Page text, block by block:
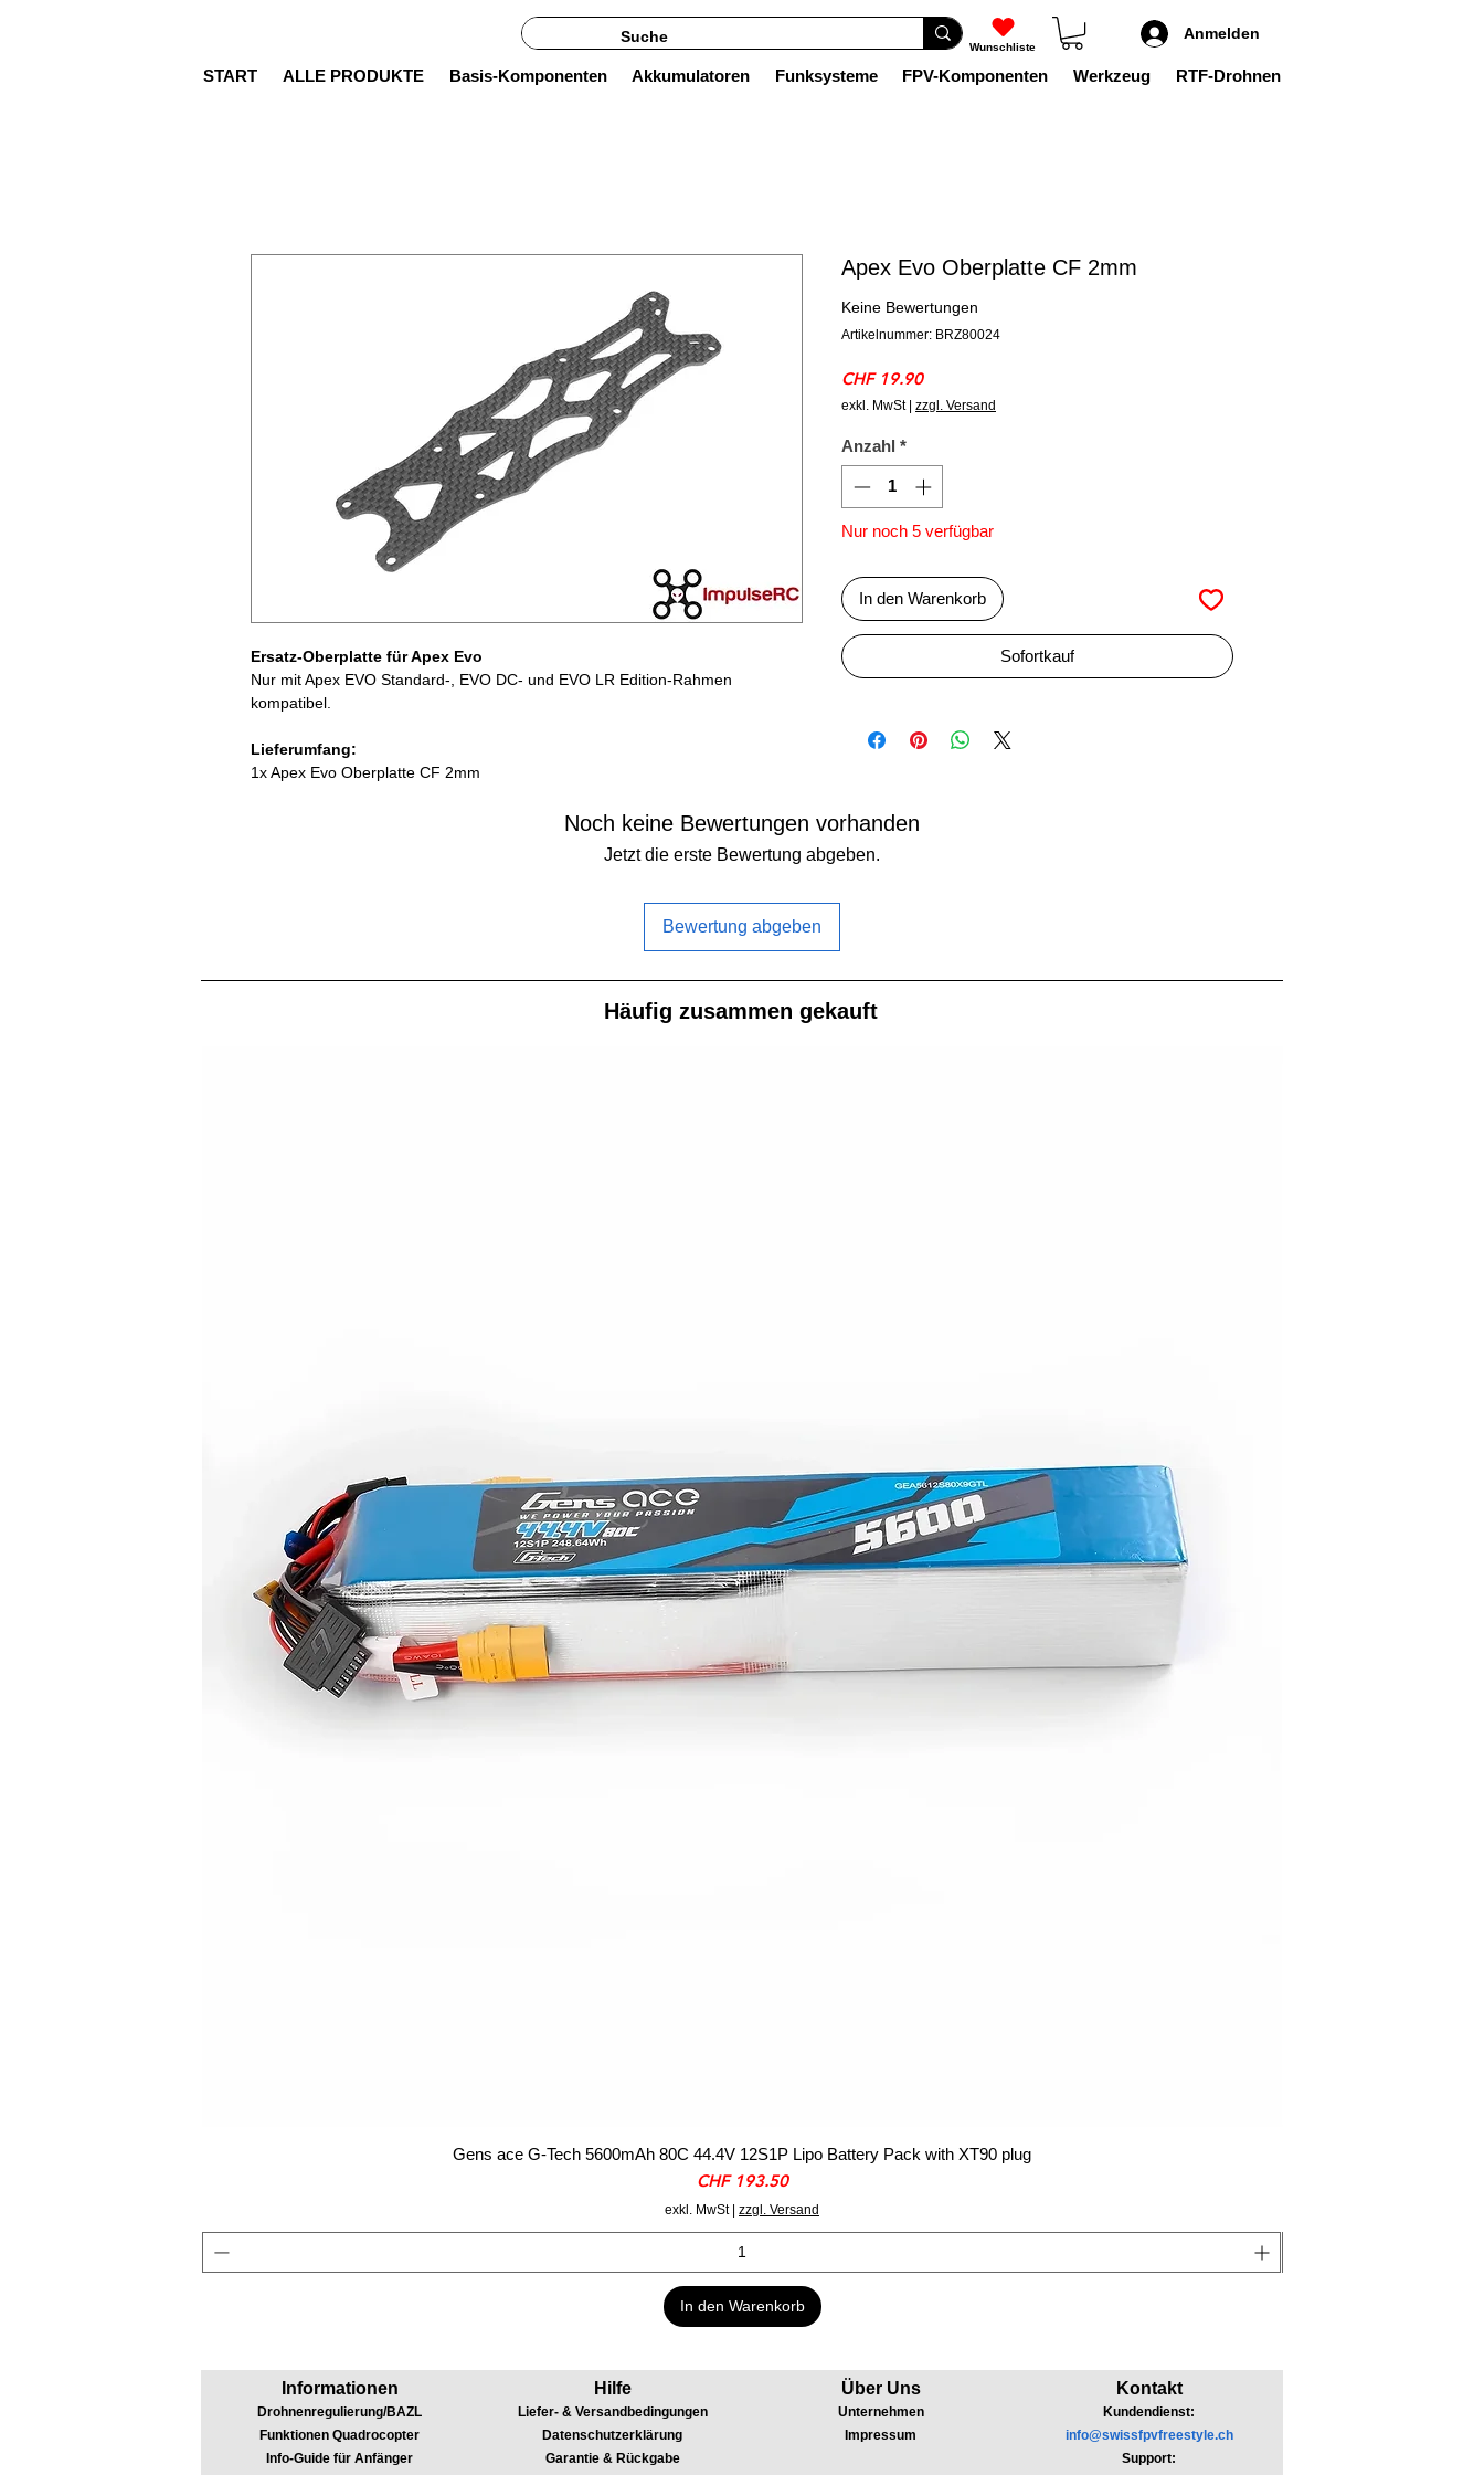
Wunschliste
Anmelden
START ALLE PRODUKTE Basis-Komponenten Akkumulatoren Funksysteme FPV-Komponenten Werkzeug RTF-Drohnen
Ersatz-Oberplatte für Apex Evo
Nur mit Apex EVO Standard-, EVO DC- und EVO LR Edition-Rahmen
kompatibel.
Lieferumfang:
1x Apex Evo Oberplatte CF 2mm
Apex Evo Oberplatte CF 2mm
Keine Bewertungen
Artikelnummer: BRZ80024
CHF 19.90Preis
exkl. MwSt| zzgl. Versand
Anzahl *
Nur noch 5 verfügbar
In den Warenkorb
Sofortkauf
Noch keine Bewertungen vorhanden
Jetzt die erste Bewertung abgeben.
Bewertung abgeben
Häufig zusammen gekauft
Gens ace G-Tech 5600mAh 80C 44.4V 12S1P Lipo Battery Pack with XT90 plug
Preis
CHF 193.50
exkl. MwSt| zzgl. Versand
In den Warenkorb
Informationen
Drohnenregulierung/BAZL
Funktionen Quadrocopter
Info-Guide für Anfänger
Hilfe
Liefer- & Versandbedingungen
Datenschutzerklärung
Garantie & Rückgabe
Über Uns
Unternehmen
Impressum
Kontakt
Kundendienst:
info@swissfpvfreestyle.ch
Support: